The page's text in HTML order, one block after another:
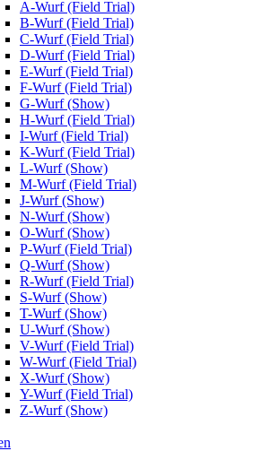
A-Wurf (Field Trial)
B-Wurf (Field Trial)
C-Wurf (Field Trial)
D-Wurf (Field Trial)
E-Wurf (Field Trial)
F-Wurf (Field Trial)
G-Wurf (Show)
H-Wurf (Field Trial)
I-Wurf (Field Trial)
K-Wurf (Field Trial)
L-Wurf (Show)
M-Wurf (Field Trial)
J-Wurf (Show)
N-Wurf (Show)
O-Wurf (Show)
P-Wurf (Field Trial)
Q-Wurf (Show)
R-Wurf (Field Trial)
S-Wurf (Show)
T-Wurf (Show)
U-Wurf (Show)
V-Wurf (Field Trial)
W-Wurf (Field Trial)
X-Wurf (Show)
Y-Wurf (Field Trial)
Z-Wurf (Show)